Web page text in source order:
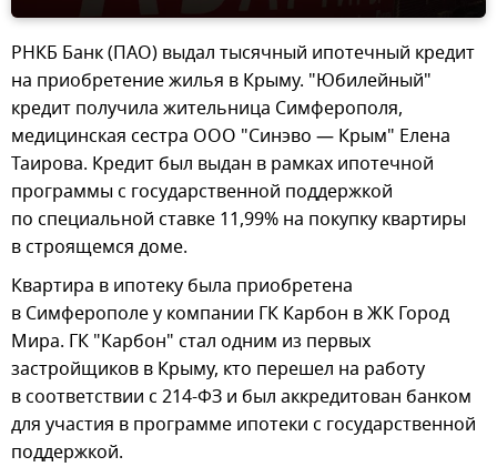
РНКБ Банк (ПАО) выдал тысячный ипотечный кредит
на приобретение жилья в Крыму. "Юбилейный"
кредит получила жительница Симферополя,
медицинская сестра ООО "Синэво — Крым" Елена
Таирова. Кредит был выдан в рамках ипотечной
программы с государственной поддержкой
по специальной ставке 11,99% на покупку квартиры
в строящемся доме.
Квартира в ипотеку была приобретена
в Симферополе у компании ГК Карбон в ЖК Город
Мира. ГК "Карбон" стал одним из первых
застройщиков в Крыму, кто перешел на работу
в соответствии с 214-ФЗ и был аккредитован банком
для участия в программе ипотеки с государственной
поддержкой.